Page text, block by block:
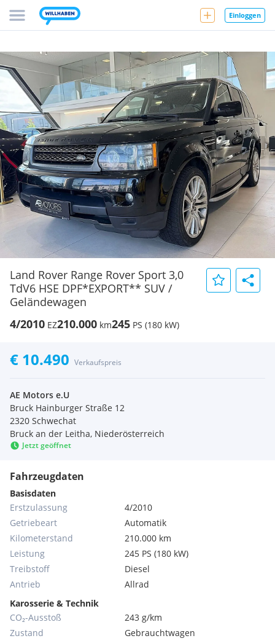
Einloggen
Land Rover Range Rover Sport 3,0
TdV6 HSE DPF*EXPORT** SUV /
Geländewagen
4/2010 EZ210.000 km245 PS (180 kW)
€ 10.490 Verkaufspreis
AE Motors e.U
Bruck Hainburger Straße 12
2320 Schwechat
Bruck an der Leitha, Niederösterreich
Jetzt geöffnet
Fahrzeugdaten
Basisdaten
Erstzulassung
4/2010
Getriebeart
Automatik
Kilometerstand
210.000 km
Leistung
245 PS (180 kW)
Treibstoff
Diesel
Antrieb
Allrad
Karosserie & Technik
CO₂-Ausstoß
243 g/km
Zustand
Gebrauchtwagen